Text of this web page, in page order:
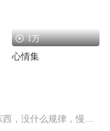
1万
心情集